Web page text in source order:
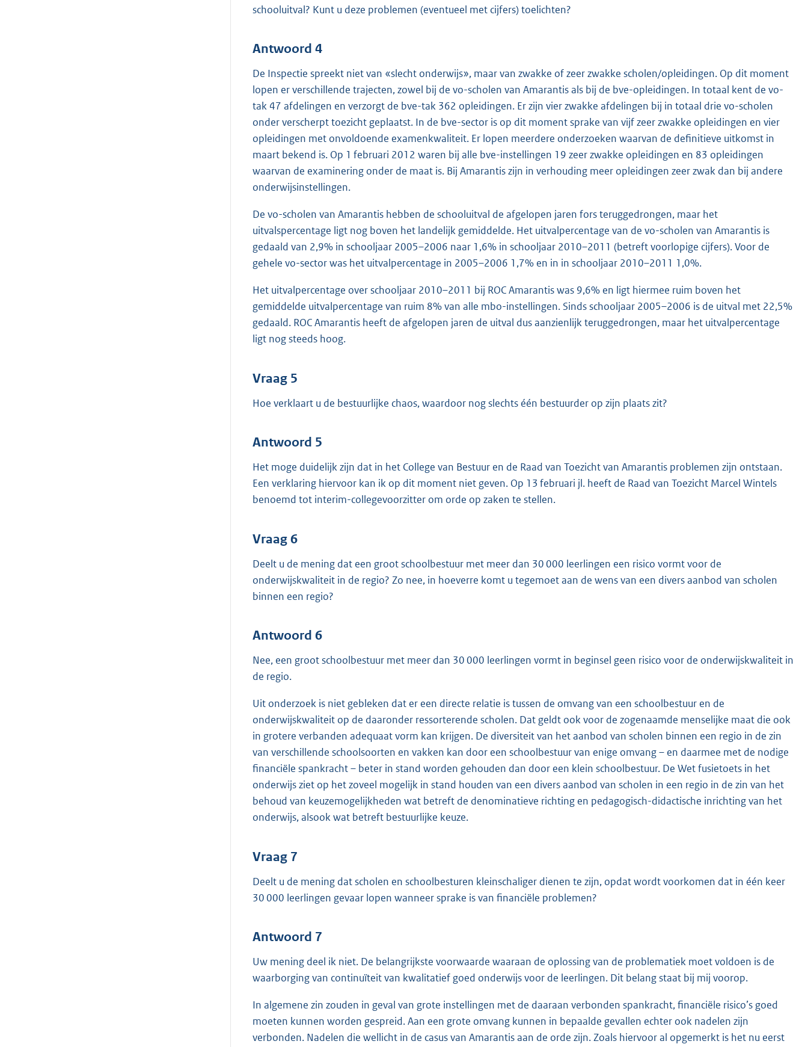
schooluitval? Kunt u deze problemen (eventueel met cijfers) toelichten?
Antwoord 4
De Inspectie spreekt niet van «slecht onderwijs», maar van zwakke of zeer zwakke scholen/opleidingen. Op dit moment
lopen er verschillende trajecten, zowel bij de vo-scholen van Amarantis als bij de bve-opleidingen. In totaal kent de vo-
tak 47 afdelingen en verzorgt de bve-tak 362 opleidingen. Er zijn vier zwakke afdelingen bij in totaal drie vo-scholen
onder verscherpt toezicht geplaatst. In de bve-sector is op dit moment sprake van vijf zeer zwakke opleidingen en vier
opleidingen met onvoldoende examenkwaliteit. Er lopen meerdere onderzoeken waarvan de definitieve uitkomst in
maart bekend is. Op 1 februari 2012 waren bij alle bve-instellingen 19 zeer zwakke opleidingen en 83 opleidingen
waarvan de examinering onder de maat is. Bij Amarantis zijn in verhouding meer opleidingen zeer zwak dan bij andere
onderwijsinstellingen.
De vo-scholen van Amarantis hebben de schooluitval de afgelopen jaren fors teruggedrongen, maar het
uitvalspercentage ligt nog boven het landelijk gemiddelde. Het uitvalpercentage van de vo-scholen van Amarantis is
gedaald van 2,9% in schooljaar 2005–2006 naar 1,6% in schooljaar 2010–2011 (betreft voorlopige cijfers). Voor de
gehele vo-sector was het uitvalpercentage in 2005–2006 1,7% en in in schooljaar 2010–2011 1,0%.
Het uitvalpercentage over schooljaar 2010–2011 bij ROC Amarantis was 9,6% en ligt hiermee ruim boven het
gemiddelde uitvalpercentage van ruim 8% van alle mbo-instellingen. Sinds schooljaar 2005–2006 is de uitval met 22,5%
gedaald. ROC Amarantis heeft de afgelopen jaren de uitval dus aanzienlijk teruggedrongen, maar het uitvalpercentage
ligt nog steeds hoog.
Vraag 5
Hoe verklaart u de bestuurlijke chaos, waardoor nog slechts één bestuurder op zijn plaats zit?
Antwoord 5
Het moge duidelijk zijn dat in het College van Bestuur en de Raad van Toezicht van Amarantis problemen zijn ontstaan.
Een verklaring hiervoor kan ik op dit moment niet geven. Op 13 februari jl. heeft de Raad van Toezicht Marcel Wintels
benoemd tot interim-collegevoorzitter om orde op zaken te stellen.
Vraag 6
Deelt u de mening dat een groot schoolbestuur met meer dan 30 000 leerlingen een risico vormt voor de
onderwijskwaliteit in de regio? Zo nee, in hoeverre komt u tegemoet aan de wens van een divers aanbod van scholen
binnen een regio?
Antwoord 6
Nee, een groot schoolbestuur met meer dan 30 000 leerlingen vormt in beginsel geen risico voor de onderwijskwaliteit in
de regio.
Uit onderzoek is niet gebleken dat er een directe relatie is tussen de omvang van een schoolbestuur en de
onderwijskwaliteit op de daaronder ressorterende scholen. Dat geldt ook voor de zogenaamde menselijke maat die ook
in grotere verbanden adequaat vorm kan krijgen. De diversiteit van het aanbod van scholen binnen een regio in de zin
van verschillende schoolsoorten en vakken kan door een schoolbestuur van enige omvang – en daarmee met de nodige
financiële spankracht – beter in stand worden gehouden dan door een klein schoolbestuur. De Wet fusietoets in het
onderwijs ziet op het zoveel mogelijk in stand houden van een divers aanbod van scholen in een regio in de zin van het
behoud van keuzemogelijkheden wat betreft de denominatieve richting en pedagogisch-didactische inrichting van het
onderwijs, alsook wat betreft bestuurlijke keuze.
Vraag 7
Deelt u de mening dat scholen en schoolbesturen kleinschaliger dienen te zijn, opdat wordt voorkomen dat in één keer
30 000 leerlingen gevaar lopen wanneer sprake is van financiële problemen?
Antwoord 7
Uw mening deel ik niet. De belangrijkste voorwaarde waaraan de oplossing van de problematiek moet voldoen is de
waarborging van continuïteit van kwalitatief goed onderwijs voor de leerlingen. Dit belang staat bij mij voorop.
In algemene zin zouden in geval van grote instellingen met de daaraan verbonden spankracht, financiële risico’s goed
moeten kunnen worden gespreid. Aan een grote omvang kunnen in bepaalde gevallen echter ook nadelen zijn
verbonden. Nadelen die wellicht in de casus van Amarantis aan de orde zijn. Zoals hiervoor al opgemerkt is het nu eerst